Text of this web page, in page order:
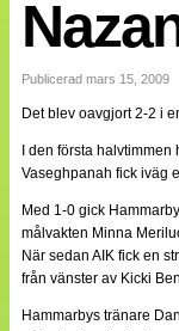
EM 2013
Bloggar
Lagen
Webb-TV
Cuper
Medlemsbilder
Till
NÄTverket
Split vision
Publicerad mars 15, 2009
Det blev oavgjort 2-2 i
I den första
Vaseghpanah fick iväg
Med 1-0 gick
målvakten Minna
När sedan AIK fick en
från vänster av Kicki
Hammarbys tränare